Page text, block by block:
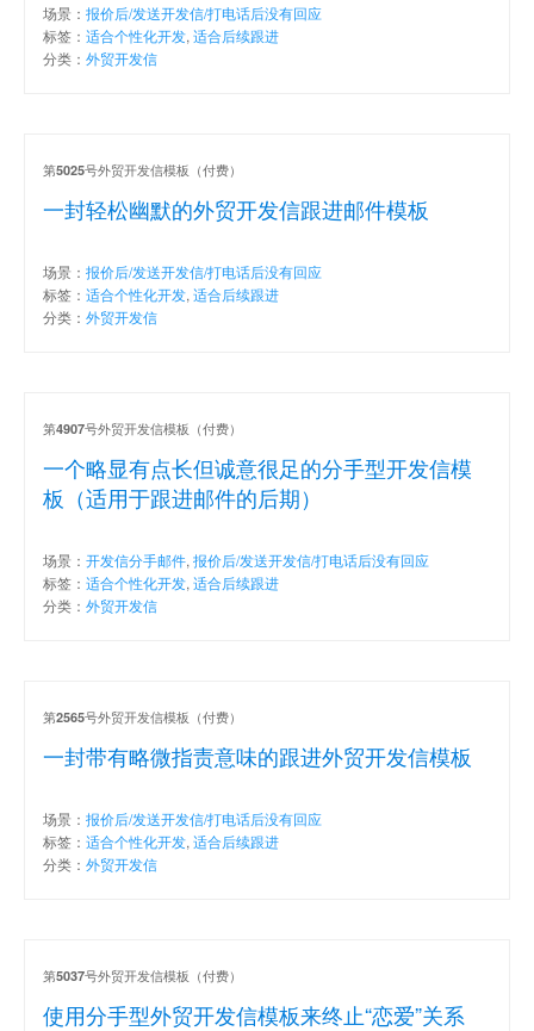
场景： 报价后/发送开发信/打电话后没有回应
标签： 适合个性化开发, 适合后续跟进
分类： 外贸开发信
一封轻松幽默的外贸开发信跟进邮件模板
第5025号外贸开发信模板（付费）
场景： 报价后/发送开发信/打电话后没有回应
标签： 适合个性化开发, 适合后续跟进
分类： 外贸开发信
一个略显有点长但诚意很足的分手型开发信模
板（适用于跟进邮件的后期）
第4907号外贸开发信模板（付费）
场景： 开发信分手邮件, 报价后/发送开发信/打电话后没有回应
标签： 适合个性化开发, 适合后续跟进
分类： 外贸开发信
一封带有略微指责意味的跟进外贸开发信模板
第2565号外贸开发信模板（付费）
场景： 报价后/发送开发信/打电话后没有回应
标签： 适合个性化开发, 适合后续跟进
分类： 外贸开发信
使用分手型外贸开发信模板来终止“恋爱”关系
第5037号外贸开发信模板（付费）